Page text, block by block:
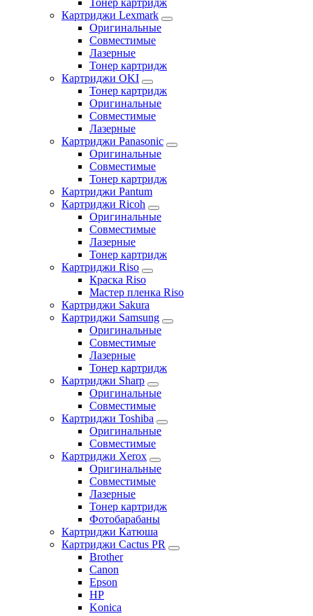
Тонер картридж
Картриджи Lexmark
Оригинальные
Совместимые
Лазерные
Тонер картридж
Картриджи OKI
Тонер картридж
Оригинальные
Совместимые
Лазерные
Картриджи Panasonic
Оригинальные
Совместимые
Тонер картридж
Картриджи Pantum
Картриджи Ricoh
Оригинальные
Совместимые
Лазерные
Тонер картридж
Картриджи Riso
Краска Riso
Мастер пленка Riso
Картриджи Sakura
Картриджи Samsung
Оригинальные
Совместимые
Лазерные
Тонер картридж
Картриджи Sharp
Оригинальные
Совместимые
Картриджи Toshiba
Оригинальные
Совместимые
Картриджи Xerox
Оригинальные
Совместимые
Лазерные
Тонер картридж
Фотобарабаны
Картриджи Катюша
Картриджи Cactus PR
Brother
Canon
Epson
HP
Konica